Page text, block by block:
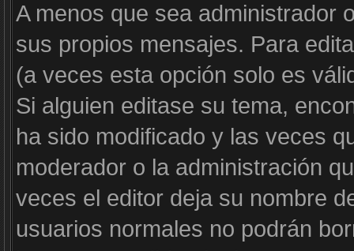
A menos que sea administrador
sus propios mensajes. Para
(a veces esta opción solo es
Si alguien editase su tema,
ha sido modificado y las veces
moderador o la administración
veces el editor deja su nombre
usuarios normales no podrán